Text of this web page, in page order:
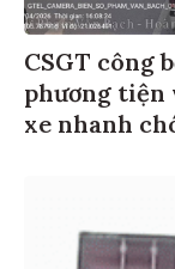
CSGT công
phương tiện
xe nhanh